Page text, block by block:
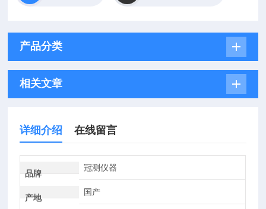
产品分类
相关文章
详细介绍 在线留言
品牌
冠测仪器
产地
国产